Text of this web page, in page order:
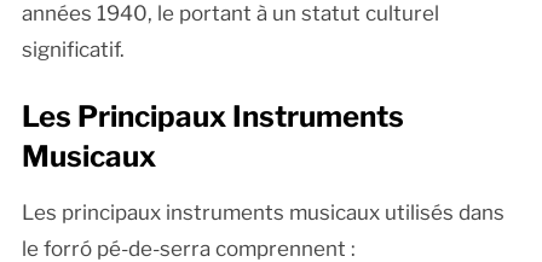
années 1940, le portant à un statut culturel
significatif.
Les Principaux Instruments
Musicaux
Les principaux instruments musicaux utilisés dans
le forró pé-de-serra comprennent :